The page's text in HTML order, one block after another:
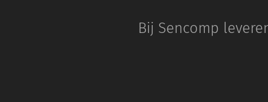
Bij Sencomp